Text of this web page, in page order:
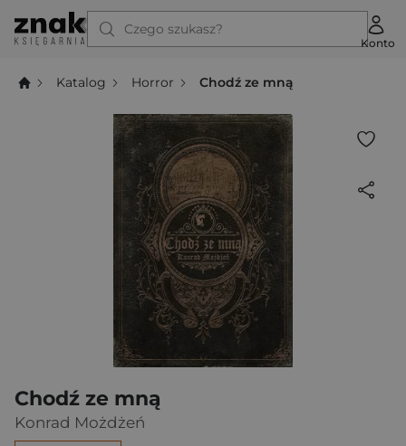
Czego szukasz?
Konto
Katalog Horror Chodź ze mną
Chodź ze mną
Konrad Możdżeń